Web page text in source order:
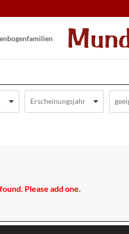
Please add one.